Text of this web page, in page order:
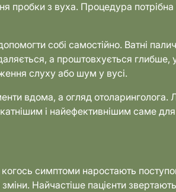
пробки з вуха. Процедура
собі самостійно. Ватні
а проштовхується
слуху або шум у вусі.
вдома, а огляд
і найефективнішим саме
симптоми наростають
зміни. Найчастіше пацієнти